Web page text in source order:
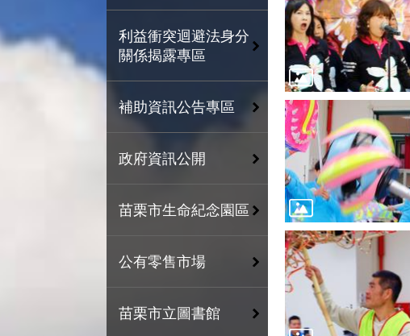
利益衝突迴避法身分
關係揭露專區
補助資訊公告專區
政府資訊公開
苗栗市生命紀念園區
公有零售市場
苗栗市立圖書館